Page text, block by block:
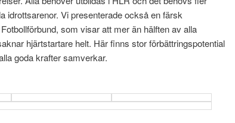
idrottsarenor. Vi presenterade också en färsk
som visar att mer än hälften av alla
hjärtstartare helt. Här finns stor förbättringspotential
goda krafter samverkar.